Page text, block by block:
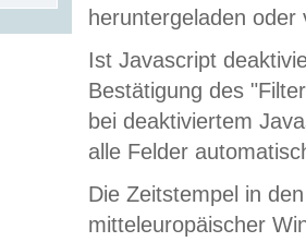
heruntergeladen oder
Ist Javascript
Bestätigung des
bei deaktiviertem
alle Felder
Die Zeitstempel in
mitteleuropäischer